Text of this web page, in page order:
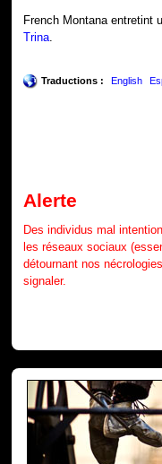
French Montana entretint
Trina.
Traductions : English
Alerte
Des individus mal
les réseaux sociaux
détournant nos
signaler.